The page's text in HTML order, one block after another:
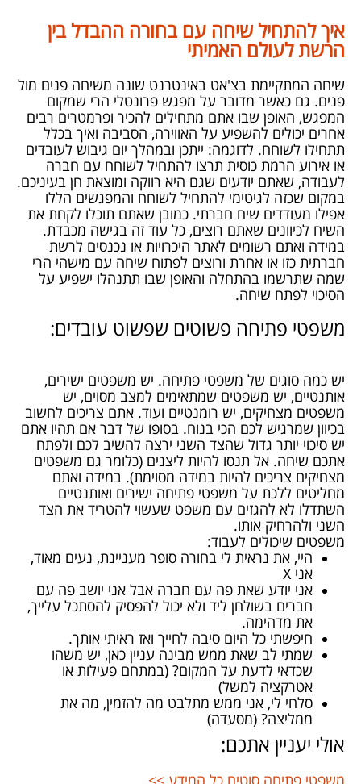
איך להתחיל שיחה עם בחורה ההבדל בין
הרשת לעולם האמיתי
שיחה המתקיימת בצ'אט באינטרנט שונה משיחה פנים מול
פנים. גם כאשר מדובר על מפגש פרונטלי הרי שמקום
המפגש, האופן שבו אתם מתחילים להכיר ופרמטרים רבים
אחרים יכולים להשפיע על האווירה, הסביבה ואיך בכלל
תתחילו לשוחח. לדוגמה: ייתכן ובמהלך יום גיבוש לעובדים
או אירוע הרמת כוסית תרצו להתחיל לשוחח עם חברה
לעבודה, שאתם יודעים שגם היא רווקה ומוצאת חן בעיניכם.
במקום שכזה לגיטימי להתחיל לשוחח והמפגשים הללו
אפילו מעודדים שיח חברתי. כמובן שאתם תוכלו לקחת את
השיח לכיוונים שאתם רוצים, כל עוד זה בגישה מכבדת.
במידה ואתם רשומים לאתר היכרויות או נכנסים לרשת
חברתית כזו או אחרת ורוצים לפתוח שיחה עם מישהי הרי
שמה שתרשמו בהתחלה והאופן שבו תתנהלו ישפיע על
הסיכוי לפתח שיחה.
משפטי פתיחה פשוטים שפשוט עובדים:
יש כמה סוגים של משפטי פתיחה. יש משפטים ישירים,
אותנטיים, יש משפטים שמתאימים למצב מסוים, יש
משפטים מצחיקים, יש רומנטיים ועוד. אתם צריכים לחשוב
בכיוון שמרגיש לכם הכי בנוח. בסופו של דבר אם תהיו אתם
יש סיכוי יותר גדול שהצד השני ירצה להשיב לכם ולפתח
אתכם שיחה. אל תנסו להיות ליצנים (כלומר גם משפטים
מצחיקים צריכים להיות במידה מסוימת). במידה ואתם
מחליטים ללכת על משפטי פתיחה ישירים ואותנטיים
השתדלו לא להגזים עם משפט שעשוי להטריד את הצד
השני ולהרחיק אותו.
משפטים שיכולים לעבוד:
היי, את נראית לי בחורה סופר מעניינת, נעים מאוד,
אני X
אני יודע שאת פה עם חברה אבל אני יושב פה עם
חברים בשולחן ליד ולא יכול להפסיק להסתכל עלייך,
את מדהימה.
חיפשתי כל היום סיבה לחייך ואז ראיתי אותך.
שמתי לב שאת ממש מבינה עניין כאן, יש משהו
שכדאי לדעת על המקום? (במתחם פעילות או
אטרקציה למשל)
סלחי לי, אני ממש מתלבט מה להזמין, מה את
ממליצה? (מסעדה)
אולי יעניין אתכם: